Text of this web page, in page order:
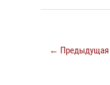
← Предыдущая